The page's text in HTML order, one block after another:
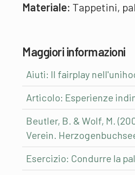
Materiale: Tappetini,
Maggiori informazioni
Aiuti: Il fairplay
Articolo: Esperienze
Beutler, B. & Wolf, M.
Verein.
Esercizio: Condurre la